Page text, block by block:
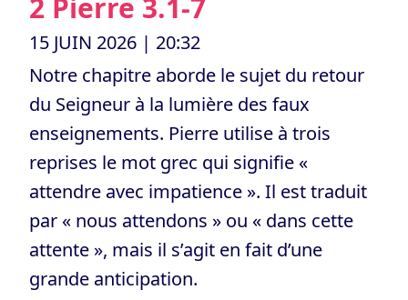
2 Pierre 3.1-7
15 JUIN 2026 | 20:32
Notre chapitre aborde le sujet du retour
du Seigneur à la lumière des faux
enseignements. Pierre utilise à trois
reprises le mot grec qui signifie «
attendre avec impatience ». Il est traduit
par « nous attendons » ou « dans cette
attente », mais il s’agit en fait d’une
grande anticipation.